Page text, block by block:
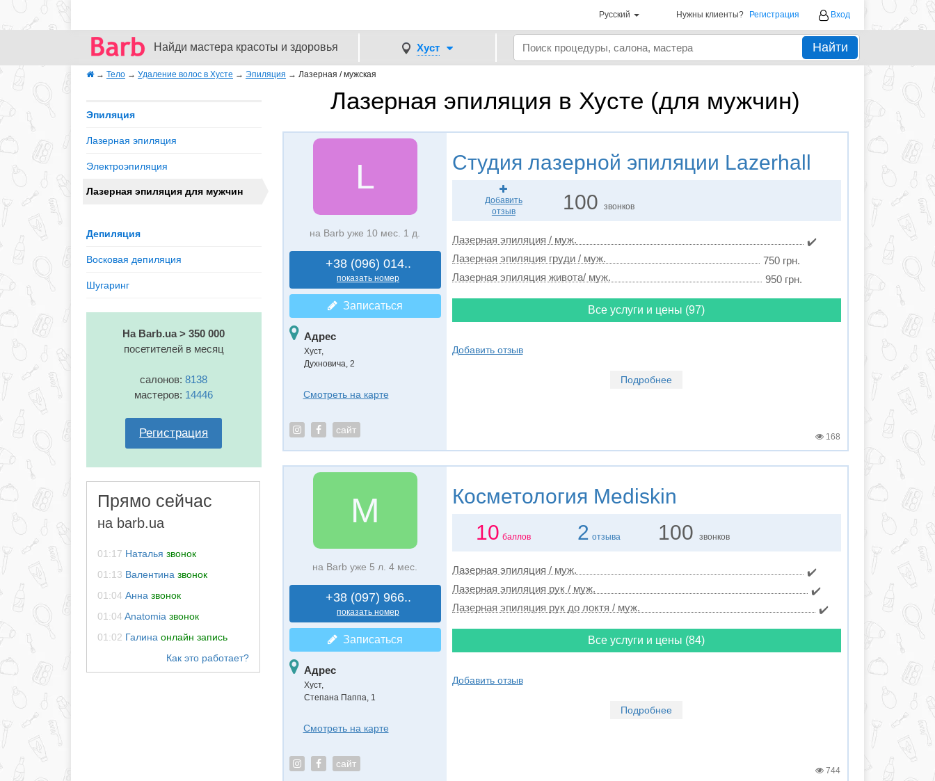
Русский Нужны клиенты? Регистрация Вход
Найди мастера красоты и здоровья Хуст Найти
→ Тело → Удаление волос в Хусте → Эпиляция → Лазерная / мужская
Лазерная эпиляция в Хусте (для мужчин)
Эпиляция
Лазерная эпиляция
Электроэпиляция
Лазерная эпиляция для мужчин
Депиляция
Восковая депиляция
Шугаринг
На Barb.ua > 350 000
посетителей в месяц
салонов:8138
мастеров: 14446
Регистрация
Прямо сейчас
на barb.ua
01:17 Наталья звонок
01:13 Валентина звонок
01:04 Анна звонок
01:04 Anatomia звонок
01:02 Галина онлайн запись
L
на Barb уже 10 мес. 1 д.
+38 (096) 014..
показать номер
Записаться
Адрес
Хуст,
Духновича, 2
Смотреть на карте
сайт
Студия лазерной эпиляции Lazerhall
Добавить
отзыв
100звонков
Лазерная эпиляция / муж.
✔️
Лазерная эпиляция груди / муж.
750 грн.
Лазерная эпиляция живота/ муж.
950 грн.
Все услуги и цены (97)
Добавить отзыв
Подробнее
168
M
на Barb уже 5 л. 4 мес.
+38 (097) 966..
показать номер
Записаться
Адрес
Хуст,
Степана Паппа, 1
Смотреть на карте
сайт
Косметология Mediskin
10 баллов 2 отзыва 100 звонков
Лазерная эпиляция / муж.
✔️
Лазерная эпиляция рук / муж.
✔️
Лазерная эпиляция рук до локтя / муж.
✔️
Все услуги и цены (84)
Добавить отзыв
Подробнее
744